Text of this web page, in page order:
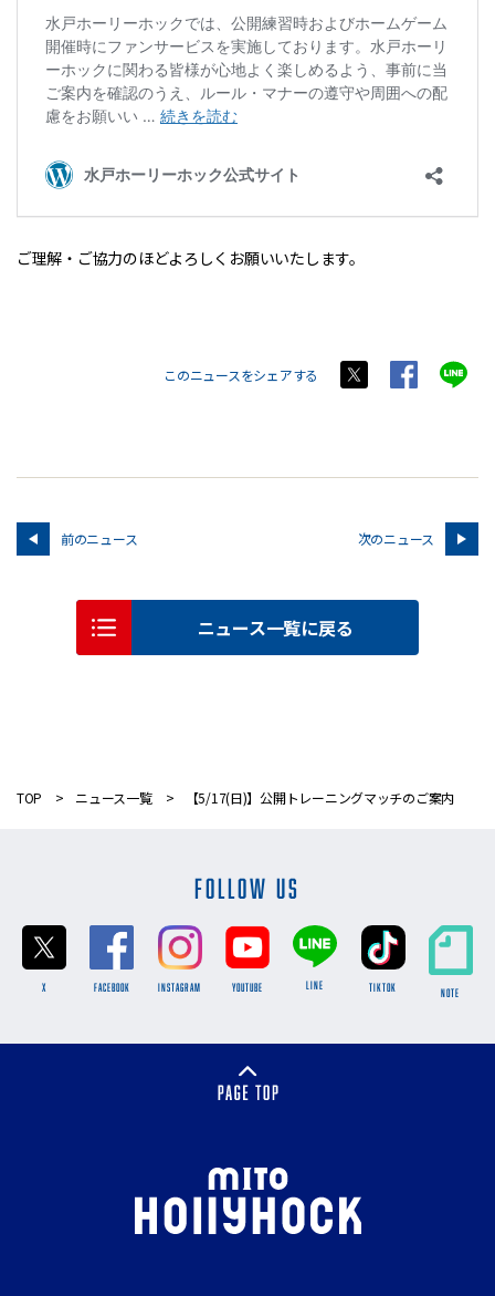
ご理解・ご協力のほどよろしくお願いいたします。
このニュースをシェアする
前のニュース 次のニュース
ニュース一覧に戻る
TOP ニュース一覧 【5/17(日)】公開トレーニングマッチのご案内
FOLLOW US
X FACEBOOK INSTAGRAM YOUTUBE LINE TikTok NOTE